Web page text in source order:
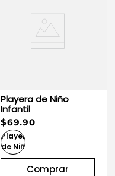
Playera de Niño
Infantil
$69.90
Comprar